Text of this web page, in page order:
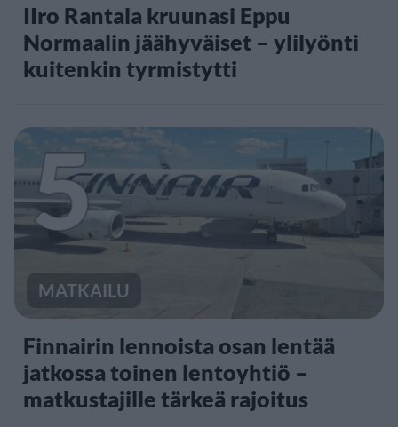
IIro Rantala kruunasi Eppu
Normaalin jäähyväiset – ylilyönti
kuitenkin tyrmistytti
5
MATKAILU
Finnairin lennoista osan lentää
jatkossa toinen lentoyhtiö –
matkustajille tärkeä rajoitus